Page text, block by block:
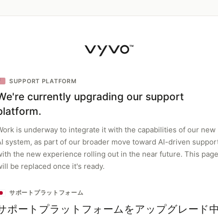
SUPPORT PLATFORM
currently upgrading our support
is underway to integrate it with the capabilities of our new
system, as part of our broader move toward AI-driven
the new experience rolling out in the near future. This page
be replaced once it's ready.
サポートプラットフォーム
ポートプラットフォームをアップグレード中